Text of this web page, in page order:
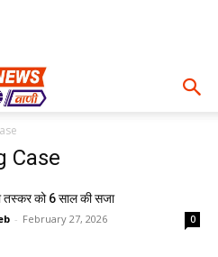
Case
तस्कर को 6 साल की सजा
- February 27, 2026 0